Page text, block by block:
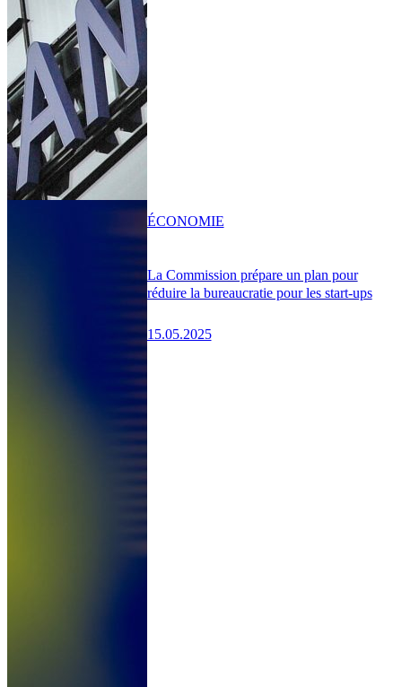
La Commission prépare un plan pour
réduire la bureaucratie pour les start-ups
15.05.2025
ÉCONOMIE